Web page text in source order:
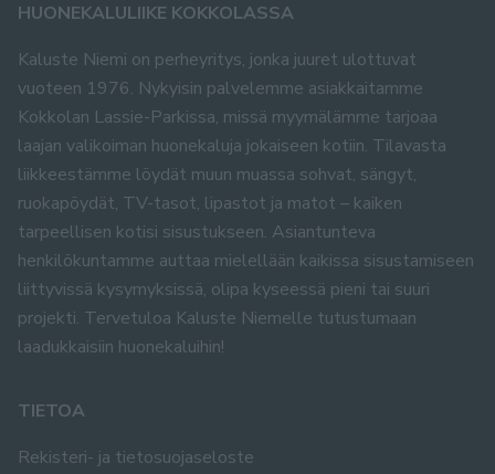
HUONEKALULIIKE KOKKOLASSA
Kaluste Niemi on perheyritys, jonka juuret ulottuvat
vuoteen 1976. Nykyisin palvelemme asiakkaitamme
Kokkolan Lassie-Parkissa, missä myymälämme tarjoaa
laajan valikoiman huonekaluja jokaiseen kotiin. Tilavasta
liikkeestämme löydät muun muassa sohvat, sängyt,
ruokapöydät, TV-tasot, lipastot ja matot – kaiken
tarpeellisen kotisi sisustukseen. Asiantunteva
henkilökuntamme auttaa mielellään kaikissa sisustamiseen
liittyvissä kysymyksissä, olipa kyseessä pieni tai suuri
projekti. Tervetuloa Kaluste Niemelle tutustumaan
laadukkaisiin huonekaluihin!
TIETOA
Rekisteri- ja tietosuojaseloste